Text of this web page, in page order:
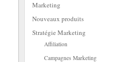
Marketing
Nouveaux produits
Stratégie Marketing
Affiliation
Campagnes Marketing